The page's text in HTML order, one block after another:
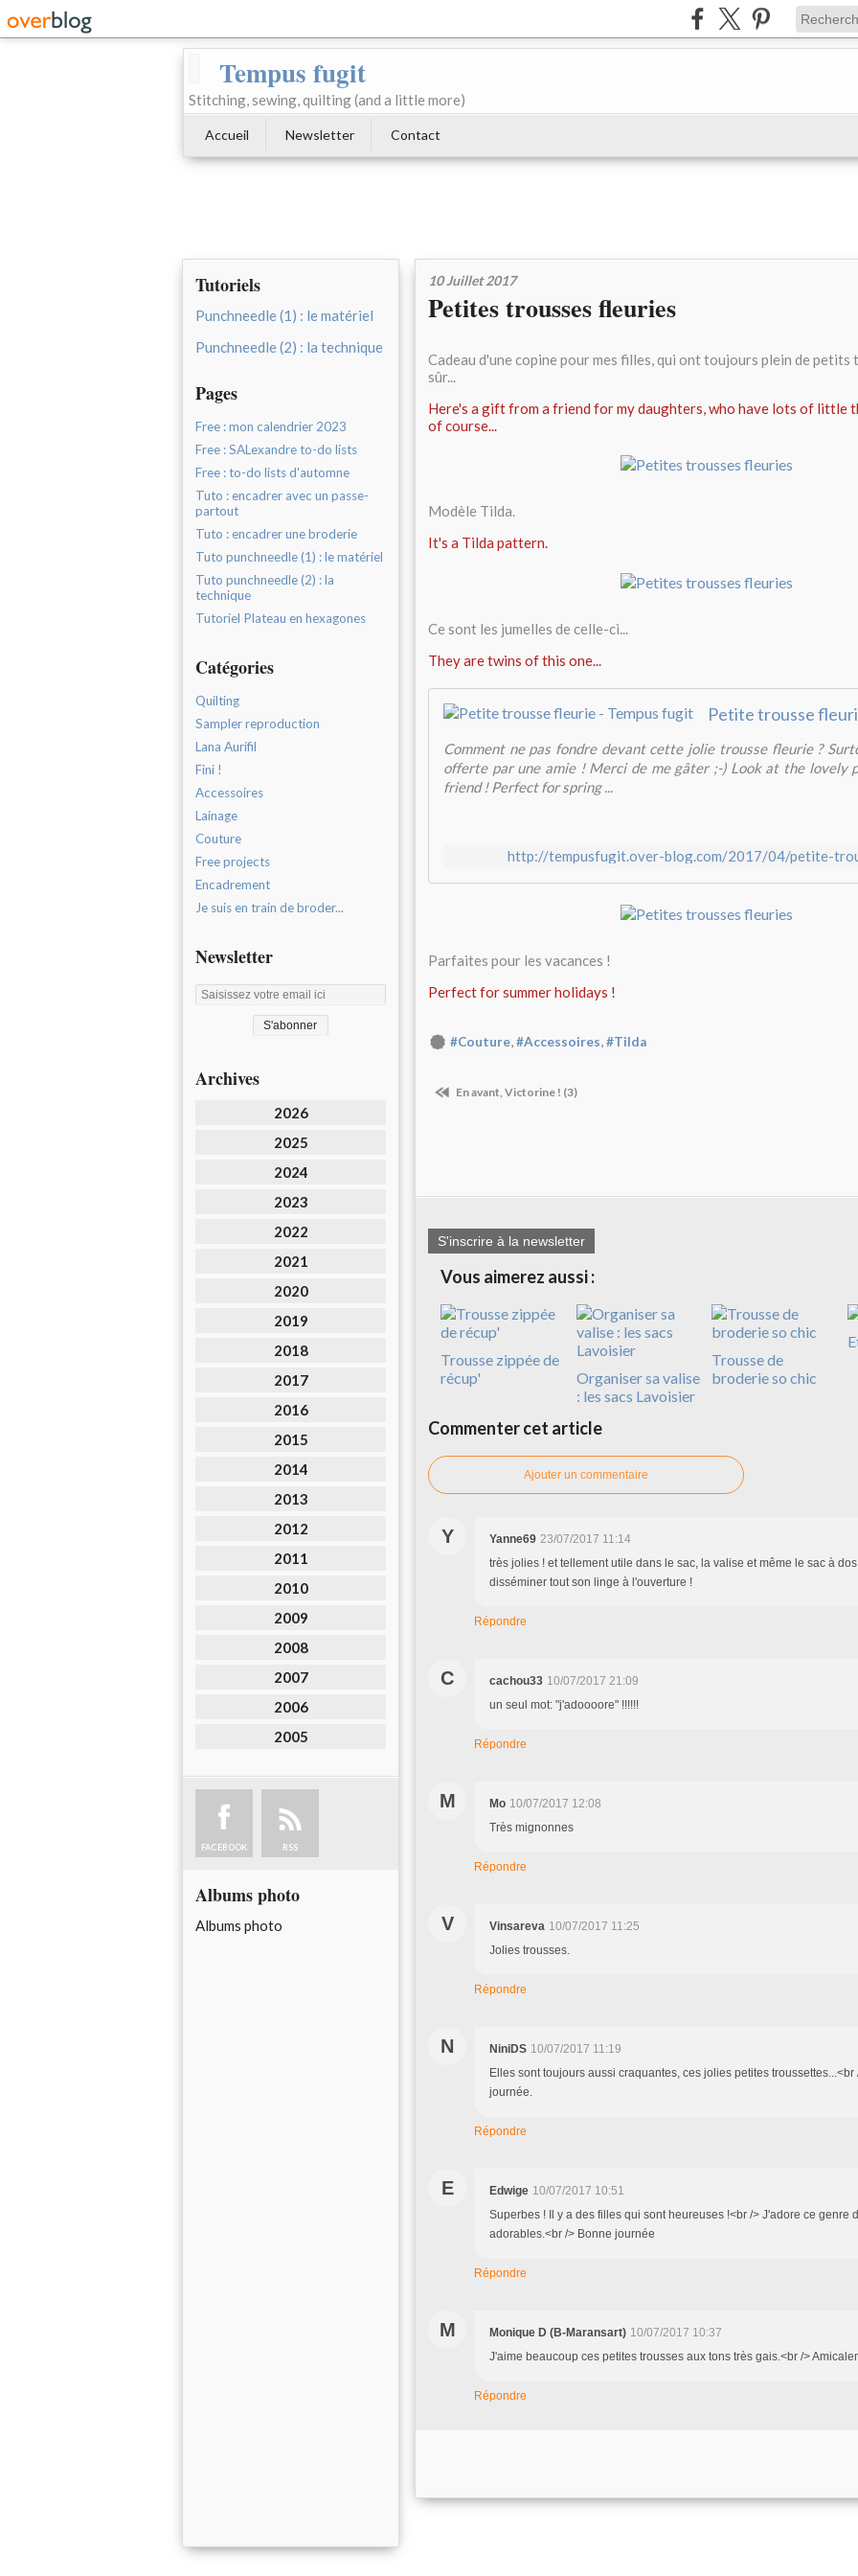
Tempus fugit
Stitching, sewing, quilting (and a little more)
Accueil Newsletter Contact
Tutoriels
Punchneedle (1) : le matériel
Punchneedle (2) : la technique
Pages
Free : mon calendrier 2023
Free : SALexandre to-do lists
Free : to-do lists d'automne
Tuto : encadrer avec un passe-
partout
Tuto : encadrer une broderie
Tuto punchneedle (1) : le matériel
Tuto punchneedle (2) : la
technique
Tutoriel Plateau en hexagones
Catégories
Quilting
Sampler reproduction
Lana Aurifil
Fini !
Accessoires
Lainage
Couture
Free projects
Encadrement
Je suis en train de broder...
Newsletter
Archives
2026
2025
2024
2023
2022
2021
2020
2019
2018
2017
2016
2015
2014
2013
2012
2011
2010
2009
2008
2007
2006
2005
FACEBOOK RSS
Albums photo
Albums photo
10 Juillet 2017
Petites trousses fleuries
Cadeau d'une copine pour mes filles, qui ont toujours plein de petits
sûr...
Here's a gift from a friend for my daughters, who have lots of little
of course...
Modèle Tilda.
It's a Tilda pattern.
Ce sont les jumelles de celle-ci...
They are twins of this one...
Comment ne pas fondre devant cette jolie trousse fleurie ?
offerte par une amie ! Merci de me gâter ;-) Look at the lovely
friend ! Perfect for spring ...
http://tempusfugit.over-blog.com/2017/04/petite-
Parfaites pour les vacances !
Perfect for summer holidays !
#Couture,#Accessoires,#Tilda
En avant, Victorine ! (3)
S'inscrire à la newsletter
Vous aimerez aussi :
Trousse zippée de
récup'
Organiser sa valise
: les sacs Lavoisier
Trousse de
broderie so chic
Commenter cet article
Ajouter un commentaire
Y Yanne69 23/07/2017 11:14
très jolies ! et tellement utile dans le sac, la valise et même le sac à
disséminer tout son linge à l'ouverture !
Répondre
C cachou33 10/07/2017 21:09
un seul mot: "j'adoooore" !!!!!!
Répondre
M Mo 10/07/2017 12:08
Très mignonnes
Répondre
V Vinsareva 10/07/2017 11:25
Jolies trousses.
Répondre
N NiniDS 10/07/2017 11:19
Elles sont toujours aussi craquantes, ces jolies petites troussettes...<br
journée.
Répondre
E Edwige 10/07/2017 10:51
Superbes ! Il y a des filles qui sont heureuses !<br /> J'adore ce genre
adorables.<br /> Bonne journée
Répondre
M Monique D (B-Maransart) 10/07/2017 10:37
J'aime beaucoup ces petites trousses aux tons très gais.<br />
Répondre